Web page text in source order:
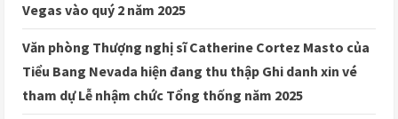
Vegas vào quý 2 năm 2025
Văn phòng Thượng nghị sĩ Catherine Cortez Masto của
Tiểu Bang Nevada hiện đang thu thập Ghi danh xin vé
tham dự Lễ nhậm chức Tổng thống năm 2025